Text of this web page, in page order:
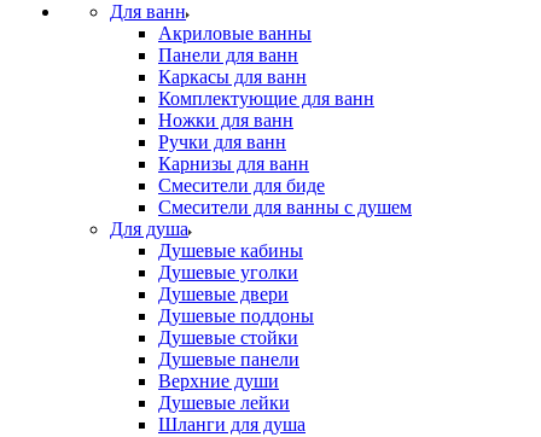
Для ванн
Акриловые ванны
Панели для ванн
Каркасы для ванн
Комплектующие для ванн
Ножки для ванн
Ручки для ванн
Карнизы для ванн
Смесители для биде
Смесители для ванны с душем
Для душа
Душевые кабины
Душевые уголки
Душевые двери
Душевые поддоны
Душевые стойки
Душевые панели
Верхние души
Душевые лейки
Шланги для душа